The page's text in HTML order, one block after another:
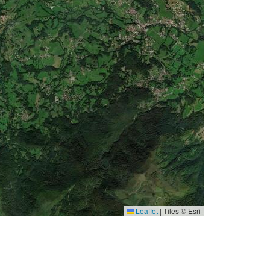
Leaflet | Tiles © Esri